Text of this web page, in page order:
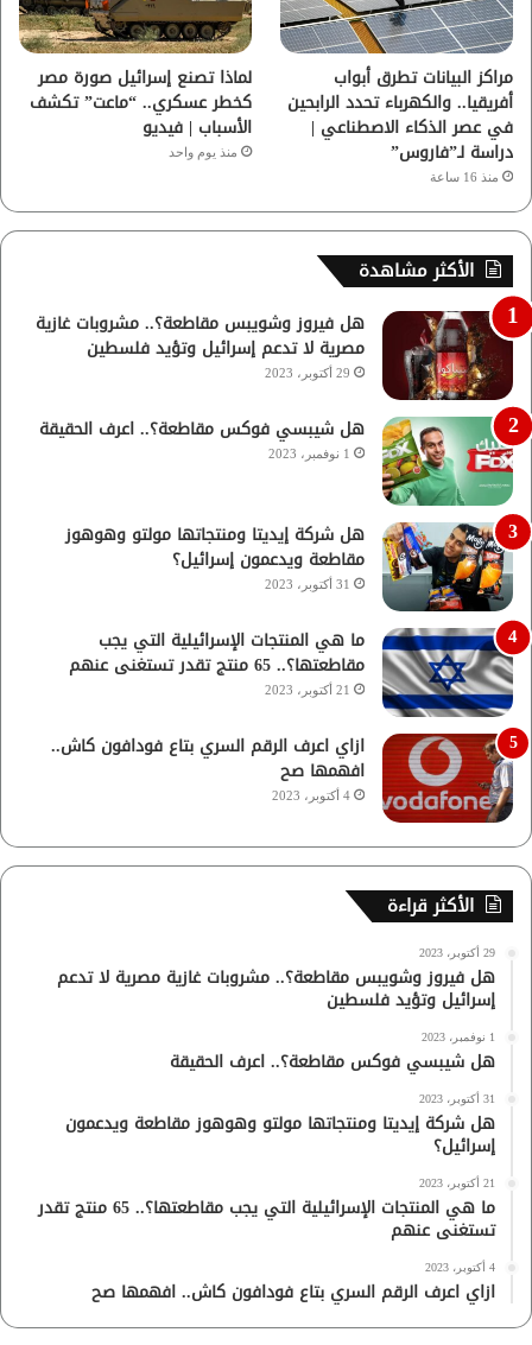
مراكز البيانات تطرق أبواب
أفريقيا.. والكهرباء تحدد الرابحين
في عصر الذكاء الاصطناعي |
دراسة لـ”فاروس”
منذ 16 ساعة
لماذا تصنع إسرائيل صورة مصر
كخطر عسكري.. “ماعت” تكشف
الأسباب | فيديو
منذ يوم واحد
الأكثر مشاهدة
هل فيروز وشويبس مقاطعة؟.. مشروبات غازية
مصرية لا تدعم إسرائيل وتؤيد فلسطين
29 أكتوبر، 2023
هل شيبسي فوكس مقاطعة؟.. اعرف الحقيقة
1 نوفمبر، 2023
هل شركة إيديتا ومنتجاتها مولتو وهوهوز
مقاطعة ويدعمون إسرائيل؟
31 أكتوبر، 2023
ما هي المنتجات الإسرائيلية التي يجب
مقاطعتها؟.. 65 منتج تقدر تستغنى عنهم
21 أكتوبر، 2023
ازاي اعرف الرقم السري بتاع فودافون كاش..
افهمها صح
4 أكتوبر، 2023
الأكثر قراءة
29 أكتوبر، 2023
هل فيروز وشويبس مقاطعة؟.. مشروبات غازية مصرية لا تدعم
إسرائيل وتؤيد فلسطين
1 نوفمبر، 2023
هل شيبسي فوكس مقاطعة؟.. اعرف الحقيقة
31 أكتوبر، 2023
هل شركة إيديتا ومنتجاتها مولتو وهوهوز مقاطعة ويدعمون
إسرائيل؟
21 أكتوبر، 2023
ما هي المنتجات الإسرائيلية التي يجب مقاطعتها؟.. 65 منتج تقدر
تستغنى عنهم
4 أكتوبر، 2023
ازاي اعرف الرقم السري بتاع فودافون كاش.. افهمها صح